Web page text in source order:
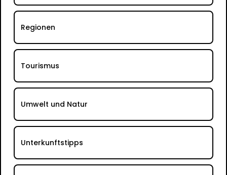
Regionen
Tourismus
Umwelt und Natur
Unterkunftstipps